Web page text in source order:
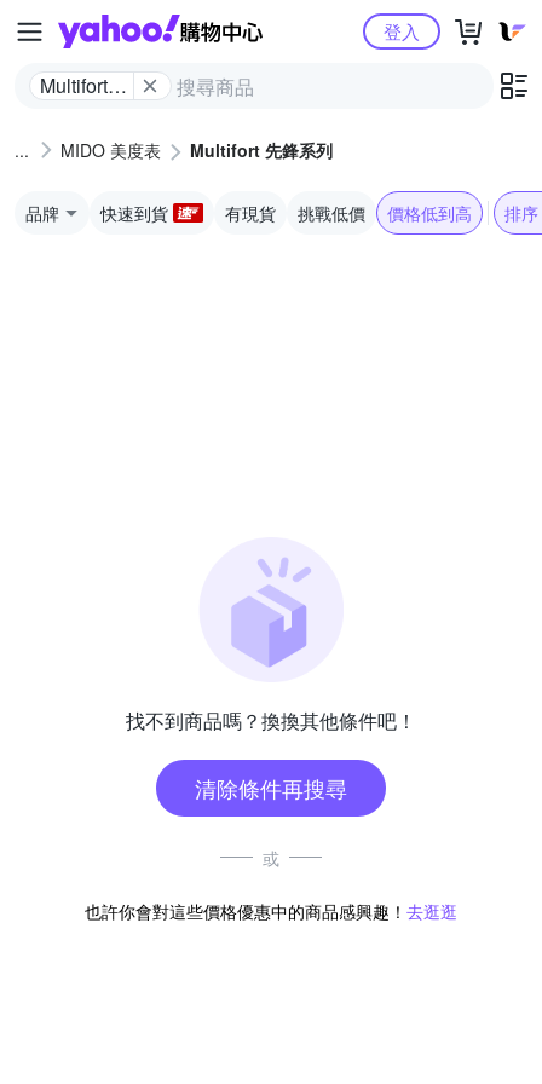
Yahoo購物中心
Multifort
登入
MIDO 美度表 Multifort 先鋒系列
品牌 快速到貨 有現貨 挑戰低價 價格低到高 排序
找不到商品嗎？換換其他條件吧！
清除條件再搜尋
或
也許你會對這些價格優惠中的商品感興趣！ 去逛逛